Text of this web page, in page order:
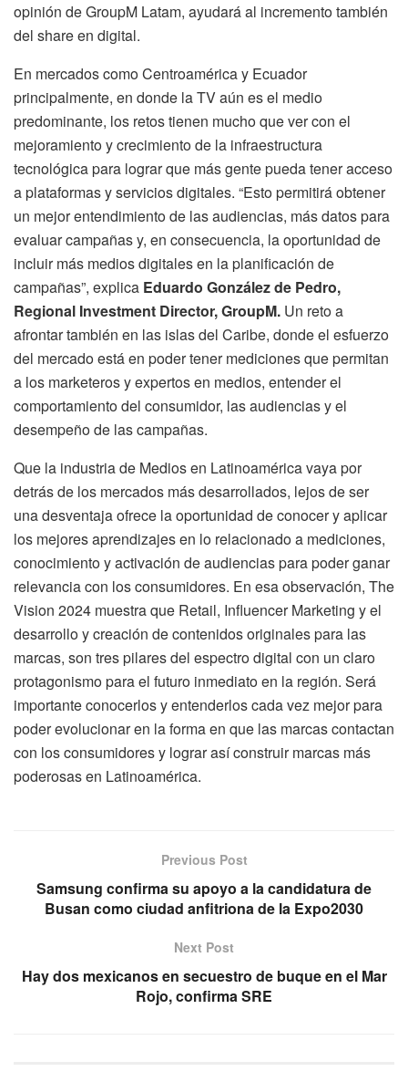
opinión de GroupM Latam, ayudará al incremento también
del share en digital.
En mercados como Centroamérica y Ecuador
principalmente, en donde la TV aún es el medio
predominante, los retos tienen mucho que ver con el
mejoramiento y crecimiento de la infraestructura
tecnológica para lograr que más gente pueda tener acceso
a plataformas y servicios digitales. “Esto permitirá obtener
un mejor entendimiento de las audiencias, más datos para
evaluar campañas y, en consecuencia, la oportunidad de
incluir más medios digitales en la planificación de
campañas”, explica Eduardo González de Pedro,
Regional Investment Director, GroupM. Un reto a
afrontar también en las islas del Caribe, donde el esfuerzo
del mercado está en poder tener mediciones que permitan
a los marketeros y expertos en medios, entender el
comportamiento del consumidor, las audiencias y el
desempeño de las campañas.
Que la industria de Medios en Latinoamérica vaya por
detrás de los mercados más desarrollados, lejos de ser
una desventaja ofrece la oportunidad de conocer y aplicar
los mejores aprendizajes en lo relacionado a mediciones,
conocimiento y activación de audiencias para poder ganar
relevancia con los consumidores. En esa observación, The
Vision 2024 muestra que Retail, Influencer Marketing y el
desarrollo y creación de contenidos originales para las
marcas, son tres pilares del espectro digital con un claro
protagonismo para el futuro inmediato en la región. Será
importante conocerlos y entenderlos cada vez mejor para
poder evolucionar en la forma en que las marcas contactan
con los consumidores y lograr así construir marcas más
poderosas en Latinoamérica.
Previous Post
Samsung confirma su apoyo a la candidatura de
Busan como ciudad anfitriona de la Expo2030
Next Post
Hay dos mexicanos en secuestro de buque en el Mar
Rojo, confirma SRE